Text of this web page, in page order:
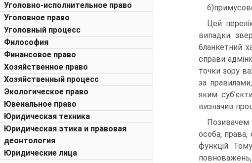
Уголовно-исполнительное право
Уголовное право
Уголовный процесс
Философия
Финансовое право
Хозяйственное право
Хозяйственный процесс
Экологическое право
Ювенальное право
Юридическая техника
Юридическая этика и правовая
деонтология
Юридические лица
Цей
випадки
бланкетний
спра­ви
точки зору
за
яким
визначив
Позивачем
особа, права,
функцій.
повноважень,